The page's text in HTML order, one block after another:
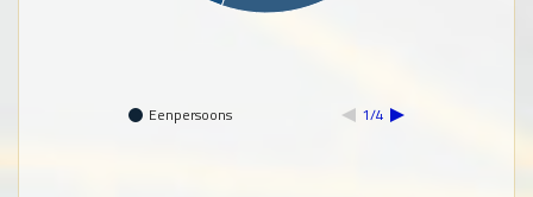
Eenpersoons 1/4